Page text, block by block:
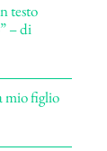
testo
– di
mio figlio